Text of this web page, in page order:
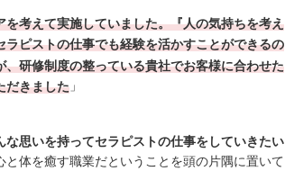
考えて実施していました。『人の気持ちを考え
ピストの仕事でも経験を活かすことができるの
研修制度の整っている貴社でお客様に合わせた
だきました 」
な思いを持ってセラピストの仕事をしていきたい
体を癒す職業だということを頭の片隅に置いて